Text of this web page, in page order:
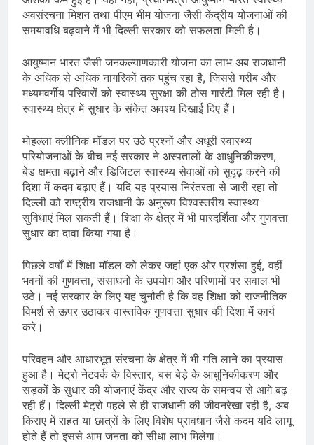
अवसंरचना मिशन तथा पीएम भीम योजना जैसी केंद्रीय योजनाओं की
समयावधि बढ़वाने में भी दिल्ली सरकार को सफलता मिली है।
आयुष्मान भारत जैसी जनकल्याणकारी योजना का लाभ अब राजधानी
के अधिक से अधिक नागरिकों तक पहुंच रहा है, जिससे गरीब और
मध्यमवर्गीय परिवारों को स्वास्थ्य सुरक्षा की ठोस गारंटी मिल रही है।
स्वास्थ्य क्षेत्र में सुधार के संकेत अवश्य दिखाई दिए हैं।
मोहल्ला क्लीनिक मॉडल पर उठे प्रश्नों और अधूरी स्वास्थ्य
परियोजनाओं के बीच नई सरकार ने अस्पतालों के आधुनिकीकरण,
बेड क्षमता बढ़ाने और डिजिटल स्वास्थ्य सेवाओं को सुदृढ़ करने की
दिशा में कदम बढ़ाए हैं। यदि यह प्रयास निरंतरता से जारी रहा तो
दिल्ली को राष्ट्रीय राजधानी के अनुरूप विश्वस्तरीय स्वास्थ्य
सुविधाएं मिल सकती हैं। शिक्षा के क्षेत्र में भी पारदर्शिता और गुणवत्ता
सुधार का दावा किया गया है।
पिछले वर्षों में शिक्षा मॉडल को लेकर जहां एक ओर प्रशंसा हुई, वहीं
भवनों की गुणवत्ता, संसाधनों के उपयोग और परिणामों पर सवाल भी
उठे। नई सरकार के लिए यह चुनौती है कि वह शिक्षा को राजनीतिक
विमर्श से ऊपर उठाकर वास्तविक गुणवत्ता सुधार की दिशा में कार्य
करे।
परिवहन और आधारभूत संरचना के क्षेत्र में भी गति लाने का प्रयास
हुआ है। मेट्रो नेटवर्क के विस्तार, बस बेड़े के आधुनिकीकरण और
सड़कों के सुधार की योजनाएं केंद्र और राज्य के समन्वय से आगे बढ़
रही हैं। दिल्ली मेट्रो पहले से ही राजधानी की जीवनरेखा रही है, अब
किराए में राहत या छात्रों के लिए विशेष प्रावधान जैसे कदम यदि लागू
होते हैं तो इससे आम जनता को सीधा लाभ मिलेगा।